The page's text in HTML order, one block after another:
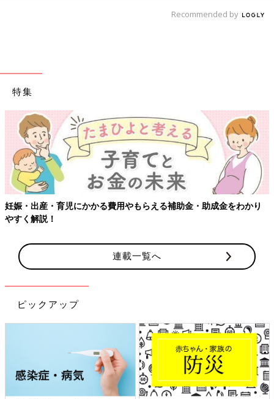
Recommended by
特集
妊娠・出産・育児にかかる費用やもらえる補助金・助成金をわかり
やすく解説！
連載一覧へ
ピックアップ